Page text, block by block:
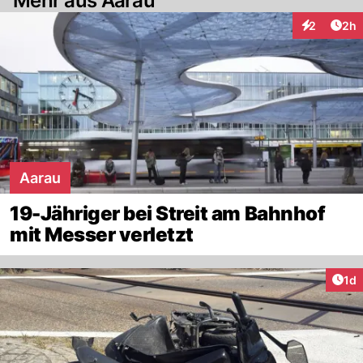
2 2h
Aarau
19-Jähriger bei Streit am Bahnhof
mit Messer verletzt
1d